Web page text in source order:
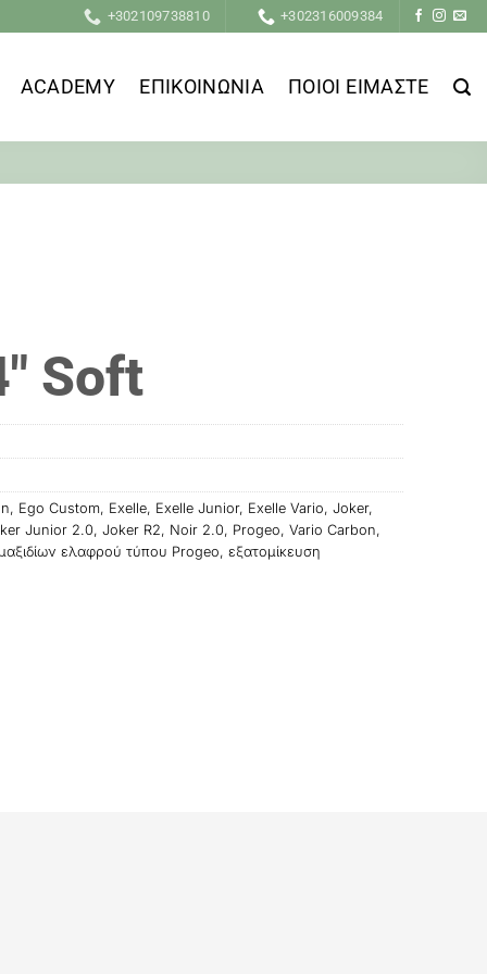
+302109738810 +302316009384
ACADEMY ΕΠΙΚΟΙΝΩΝΙΑ ΠΟΙΟΙ ΕΙΜΑΣΤΕ
Soft
, Ego Custom, Exelle, Exelle Junior, Exelle Vario, Joker,
Junior 2.0, Joker R2, Noir 2.0, Progeo, Vario Carbon,
ελαφρού τύπου Progeo, εξατομίκευση